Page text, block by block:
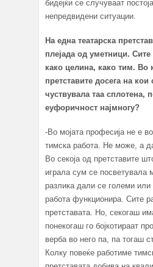
бидејќи се случуваат
непредвидени ситуации.
На една театарска
плејада од уметници. Сите
како целина, како тим. Во
претставите досега на кои
чуствувала таа сплотена,
еуфоричност најмногу?
-Во мојата професија не е
тимска работа. Не може, а
Во секоја од претставите
играла сум се посветувала
разлика дали се големи
работа функционира. Сите
претставата. Но, секогаш
понекогаш го бојкотираат
верба во него па, па тогаш
Колку повеќе работиме